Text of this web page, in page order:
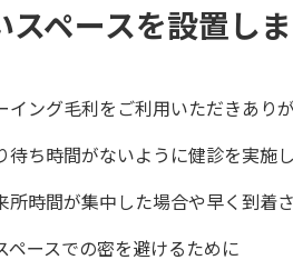
スペースを設置し
イング毛利をご利用いただきあり
待ち時間がないように健診を実施
所時間が集中した場合や早く到着
ペースでの密を避けるために